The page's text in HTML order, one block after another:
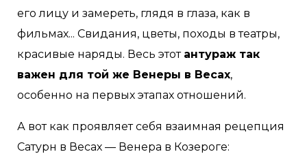
его лицу и замереть, глядя в глаза, как в
фильмах... Свидания, цветы, походы в театры,
красивые наряды. Весь этот антураж так
важен для той же Венеры в Весах,
особенно на первых этапах отношений.
А вот как проявляет себя взаимная рецепция
Сатурн в Весах — Венера в Козероге: